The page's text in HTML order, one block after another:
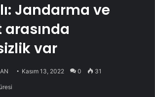
Jandarma ve
var
Kasım 13, 2022 0 31